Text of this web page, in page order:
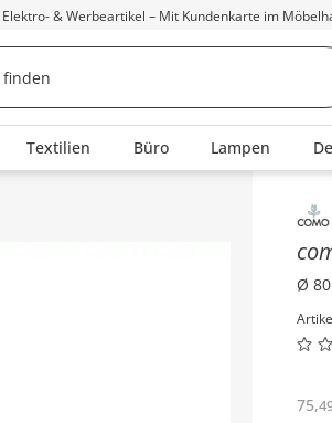
& Werbeartikel – Mit Kundenkarte im
Textilien Büro Lampen
Ø
75,